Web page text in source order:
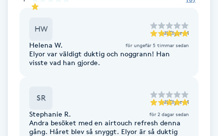
Fransborttagning
Fransförlängning
Fransförlängning Volym
HW till Elyor M
Helena W. för ungefär 5 timmar sedan
Elyor var väldigt duktig och noggrann! Han
visste vad han gjorde.
SR till Elyor M
Stephanie R. för 2 dagar sedan
Andra besöket med en airtouch refresh denna
gång. Håret blev så snyggt. Elyor är så duktig